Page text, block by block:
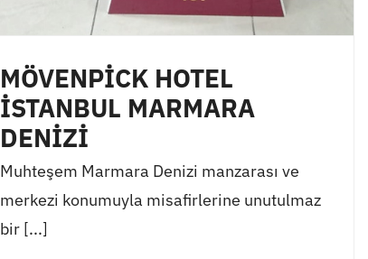
MÖVENPİCK HOTEL
İSTANBUL MARMARA
DENİZİ
Muhteşem Marmara Denizi manzarası ve
merkezi konumuyla misafirlerine unutulmaz
bir [...]